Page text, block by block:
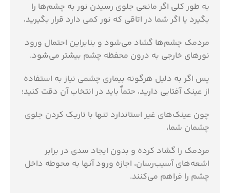
به طور كلی اگر مانعی جلوی رسیدن نور به چشم‌ها را
بگیرد یا اگر شما در اتاقی كه نور كمی دارد قرار بگیرید،
مردمك چشم‌ها گشاد می‌شود و بنابراین احتمال ورود
نورهای خارجی به درون محفظه چشم بیشتر می‌شود‏‏‏.‏‏‏
پس اگر به دلیل هرگونه بیماری چشمی نیاز به استفاده
از عینك آفتابی دارید، حتماٌ باید در انتخاب آن دقت كنید؛
چون عینك‌های غیر استاندارد تنها با تاریك كردن جلوی
چشمان شما،
مردمك را گشاد كرده و بدون ایجاد سدی در برابر
اشعه‌های آسیب‌رسان، اجازه ورود آنها به محوطه داخل
چشم را فراهم می‌كنند‏‏‏.‏‏‏